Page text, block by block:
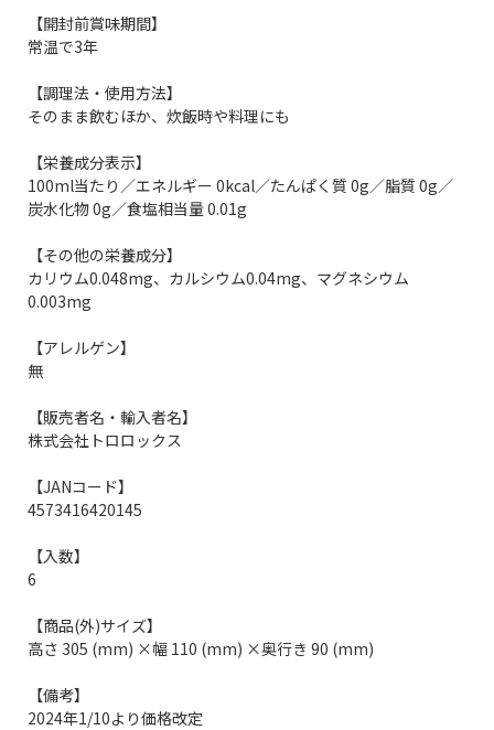
【開封前賞味期間】
常温で3年
【調理法・使用方法】
そのまま飲むほか、炊飯時や料理にも
【栄養成分表示】
100ml当たり／エネルギー 0kcal／たんぱく質 0g／脂質 0g／
炭水化物 0g／食塩相当量 0.01g
【その他の栄養成分】
カリウム0.048mg、カルシウム0.04mg、マグネシウム
0.003mg
【アレルゲン】
無
【販売者名・輸入者名】
株式会社トロロックス
【JANコード】
4573416420145
【入数】
6
【商品(外)サイズ】
高さ 305 (mm) ×幅 110 (mm) ×奥行き 90 (mm)
【備考】
2024年1/10より価格改定